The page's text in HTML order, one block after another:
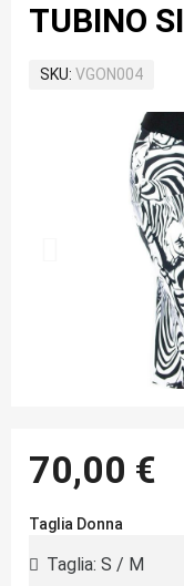
TUBINO
SKU VGON004
70,00 €
Taglia Donna